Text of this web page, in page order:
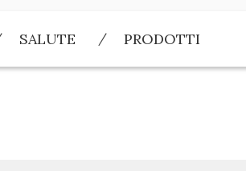
SALUTE PRODOTTI